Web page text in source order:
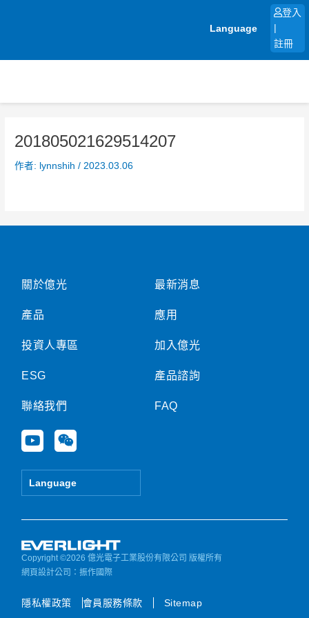
Language
登入
註冊
201805021629514207
作者: lynnshih/ 2023.03.06
關於億光
產品
投資人專區
ESG
聯絡我們
Y
o
u
e
W
e
i
Language
最新消息
應用
加入億光
產品諮詢
FAQ
Copyright ©2026 億光電子工業股份有限公司 版權所有
網頁設計公司 ：振作國際
隱私權政策 會員服務條款 Sitemap